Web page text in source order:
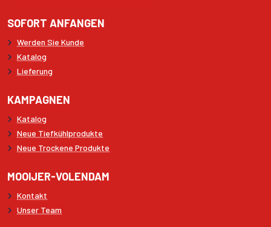
SOFORT ANFANGEN
Werden Sie Kunde
Katalog
Lieferung
KAMPAGNEN
Katalog
Neue Tiefkühlprodukte
Neue Trockene Produkte
MOOIJER-VOLENDAM
Kontakt
Unser Team